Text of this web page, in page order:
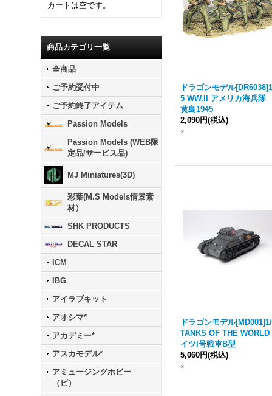
カートは空です。
商品カテゴリ一覧
全商品
ご予約受付中
ご予約終了アイテム
Passion Models
Passion Models (WEB限
定品/サービス品)
MJ Miniatures(3D)
彩葉(M.S Models情景素
材）
SHK PRODUCTS
DECAL STAR
ICM
IBG
アイラブキット
アオシマ*
アカデミー*
アスカモデル*
アミュージングホビー
（ビ）
ドラゴンモデル
5 WW.II アメリカ海兵
黄島1945
2,090円(税込)
×
ドラゴンモデル
TANKS OF THE WORLD
イツI号戦車B型
5,060円(税込)
×